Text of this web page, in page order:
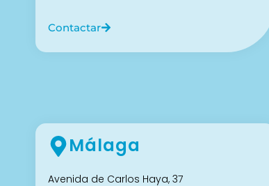
Contactar
Málaga
Avenida de Carlos Haya, 37